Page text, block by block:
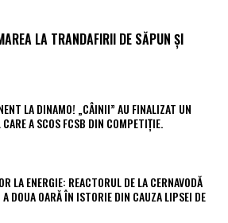
LA TRANDAFIRII DE SĂPUN ȘI
LA DINAMO! „CÂINII” AU FINALIZAT UN
A SCOS FCSB DIN COMPETIȚIE.
LA ENERGIE: REACTORUL DE LA CERNAVODĂ
DOUA OARĂ ÎN ISTORIE DIN CAUZA LIPSEI DE